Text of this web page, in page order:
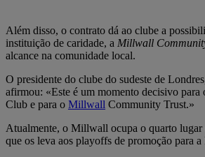
Além disso, o contrato dá ao clube a
instituição de caridade, a Millwall
alcance na comunidade local.
O presidente do clube do sudeste de
afirmou: «Este é um momento decisivo para
Club e para o Millwall Community Trust.»
Atualmente, o Millwall ocupa o quarto lugar
que os leva aos playoffs de promoção para a